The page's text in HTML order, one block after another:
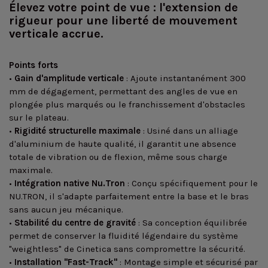
Élevez votre point de vue : l'extension de
rigueur pour une liberté de mouvement
verticale accrue.
Points forts
• Gain d'amplitude verticale : Ajoute instantanément 300
mm de dégagement, permettant des angles de vue en
plongée plus marqués ou le franchissement d'obstacles
sur le plateau.
• Rigidité structurelle maximale : Usiné dans un alliage
d'aluminium de haute qualité, il garantit une absence
totale de vibration ou de flexion, même sous charge
maximale.
• Intégration native Nu.Tron : Conçu spécifiquement pour le
NU.TRON, il s'adapte parfaitement entre la base et le bras
sans aucun jeu mécanique.
• Stabilité du centre de gravité : Sa conception équilibrée
permet de conserver la fluidité légendaire du système
"weightless" de Cinetica sans compromettre la sécurité.
• Installation "Fast-Track" : Montage simple et sécurisé par